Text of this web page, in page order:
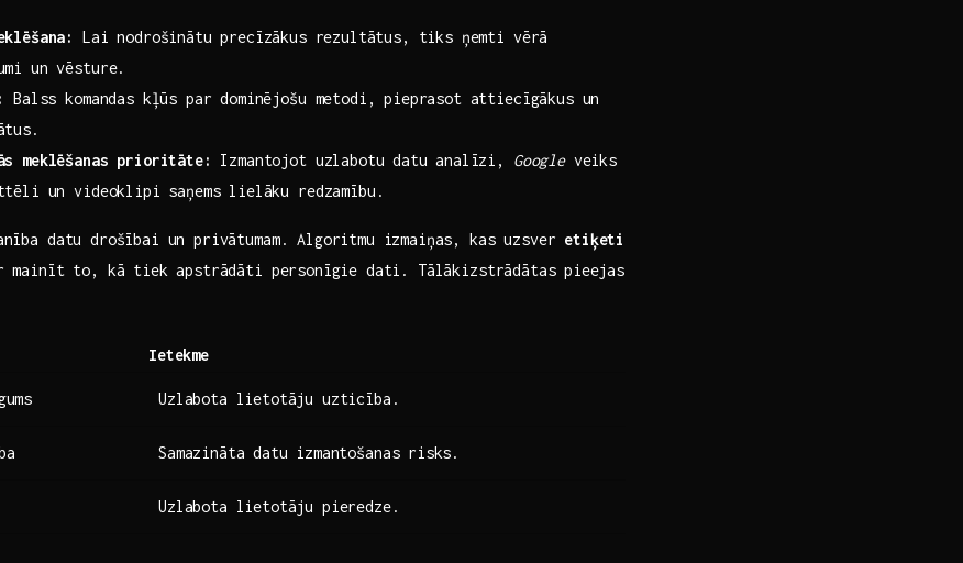
Lai nodrošinātu precīzākus⁣ rezultātus, tiks ņemti vērā
un vēsture.
Balss komandas kļūs par dominējošu metodi, pieprasot attiecīgākus un
meklēšanas prioritāte:
Izmantojot uzlabotu⁤ datu analīzi, Googleveiks
un videoklipi saņems lielāku ​redzamību.
​datu drošībai un privātumam. Algoritmu izmaiņas, kas uzsver etiķeti
mainīt to, kā tiek apstrādāti personīgie dati. Tālākizstrādātas ⁤pieejas
Ietekme
Uzlabota lietotāju uzticība.
Samazināta ⁢datu izmantošanas⁣ risks.
Uzlabota lietotāju pieredze.